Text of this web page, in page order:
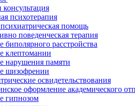
психотерапия
помощь
поведенческая терапия
биполярного расстройства
клептомании
нарушения памяти
шизофрении
освидетельствования
оформление академического
гипнозом